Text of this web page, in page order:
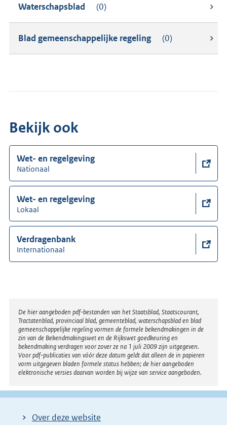
Waterschapsblad (0)
Blad gemeenschappelijke regeling (0)
Bekijk ook
Wet- en regelgeving
Nationaal
Wet- en regelgeving
Lokaal
Verdragenbank
Internationaal
Disclaimer
De hier aangeboden pdf-bestanden van het Staatsblad, Staatscourant,
Tractatenblad, provinciaal blad, gemeenteblad, waterschapsblad en blad
gemeenschappelijke regeling vormen de formele bekendmakingen in de
zin van de Bekendmakingswet en de Rijkswet goedkeuring en
bekendmaking verdragen voor zover ze na 1 juli 2009 zijn uitgegeven.
Voor pdf-publicaties van vóór deze datum geldt dat alleen de in papieren
vorm uitgegeven bladen formele status hebben; de hier aangeboden
elektronische versies daarvan worden bij wijze van service aangeboden.
Over deze website